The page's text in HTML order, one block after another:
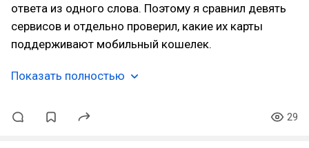
ответа из одного слова. Поэтому я сравнил девять
сервисов и отдельно проверил, какие их карты
поддерживают мобильный кошелек.
Показать полностью
29